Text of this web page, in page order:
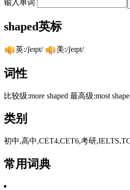
输入单词
shaped英标
英:/ʃeɪpt/ 美:/ʃeɪpt/
词性
比较级:more shaped 最高级:most
类别
初中,高中,CET4,CET6,考研
常用词典